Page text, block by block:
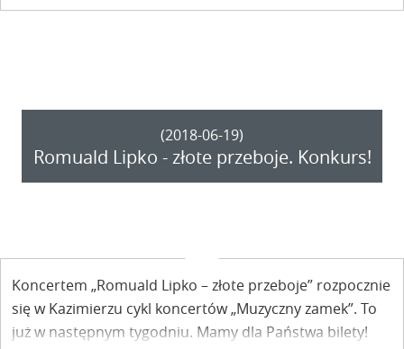
(2018-06-19)
Romuald Lipko - złote przeboje. Konkurs!
Koncertem „Romuald Lipko – złote przeboje” rozpocznie
się w Kazimierzu cykl koncertów „Muzyczny zamek”. To
już w następnym tygodniu. Mamy dla Państwa bilety!